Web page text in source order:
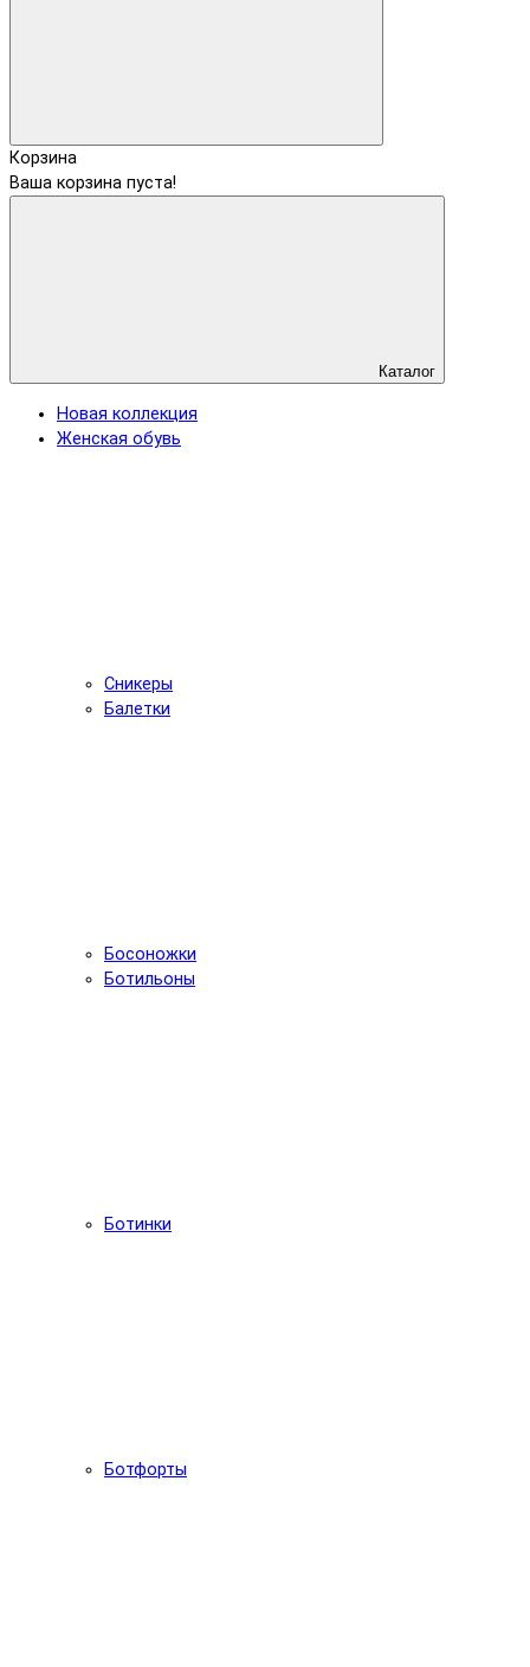
Корзина
Ваша корзина пуста!
Каталог
Новая коллекция
Женская обувь
Сникеры
Балетки
Босоножки
Ботильоны
Ботинки
Ботфорты